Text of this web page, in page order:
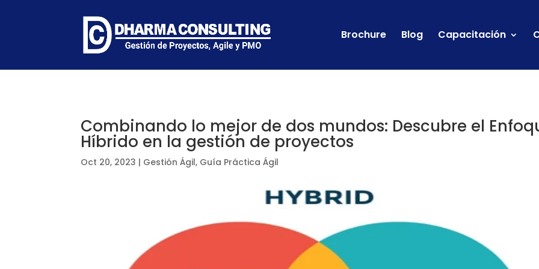
Brochure Blog Capacitación
Combinando lo mejor de dos mundos: Descubre el
Híbrido en la gestión de proyectos
Oct 20, 2023 | Gestión Ágil, Guía Práctica Ágil